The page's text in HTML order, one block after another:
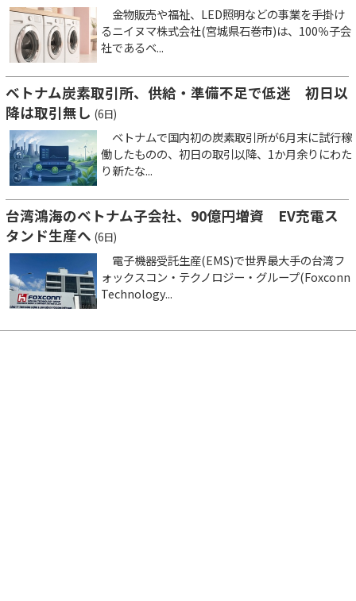
金物販売や福祉、LED照明などの事業を手掛け
るニイヌマ株式会社(宮城県石巻市)は、100％子会
社であるベ...
ベトナム炭素取引所、供給・準備不足で低迷 初日以
降は取引無し (6日)
ベトナムで国内初の炭素取引所が6月末に試行稼
働したものの、初日の取引以降、1か月余りにわた
り新たな...
台湾鴻海のベトナム子会社、90億円増資 EV充電ス
タンド生産へ (6日)
電子機器受託生産(EMS)で世界最大手の台湾フ
ォックスコン・テクノロジー・グループ(Foxconn
Technology...